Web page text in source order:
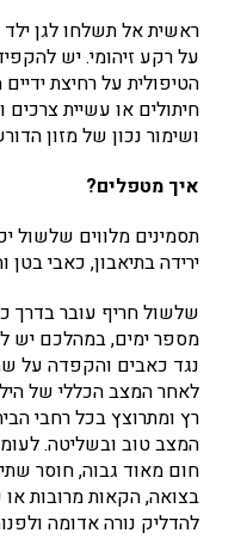
ראשית אל תשלחו לגן
על רקע זיהומי. יש
הטיפולית על רחיצת
חיתולים או עשיית
ושימור נכון של מזון
איך מטפלים?
תסמינים מלווים שלשול
ירידה בתיאבון, כאבי
שלשול חריף עובר בדרך
מספר ימים, במהלכם יש
נגד כאבים והקפדה על
לאחר המצב הכללי של
רץ ומתרוצץ בכל רחבי
המצב טוב ובשליטה.
חום מאוד גבוה, חוסר
בצואה, הקאות מרובות או
להדליק נורה אדומה